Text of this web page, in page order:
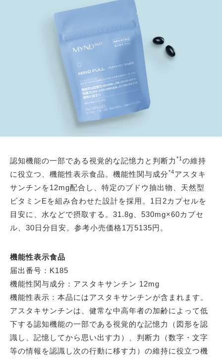
認知機能の一部である視覚的な記憶力と判断力 *1 の維持
に役立つ、機能性表示食品。機能性関与成分*4アスタキ
サンチンを12mg配合し、特定のブドウ抽出物、天然型
ビタミンEを組み合わせた設計を採用。1日2カプセルを
目安に、水などで摂取する。31.8g、530mg×60カプセ
ル、30日分目安。参考小売価格1万5135円。
機能性表示食品
届出番号：K185
機能性関与成分：アスタキサンチン 12mg
機能性表示：本品にはアスタキサンチンが含まれます。
アスタキサンチンは、健常な中高年者の加齢によって低
下する認知機能の一部である視覚的な記憶力（図形を認
識し、記憶してから思い出す力）、判断力（数字・文字
等の情報を認識し次の行動に移す力）の維持に役立つ機